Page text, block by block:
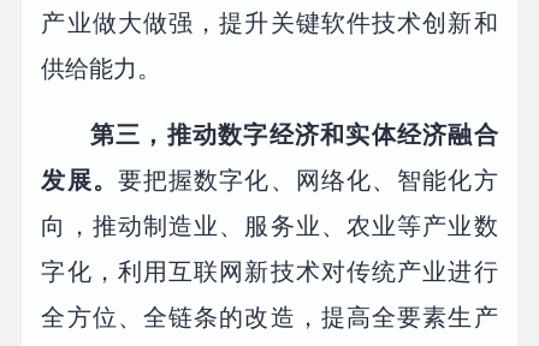
产业做大做强，提升关键软件技术创新和
供给能力。
第三，推动数字经济和实体经济融合
发展。 要把握数字化、网络化、智能化方
向，推动制造业、服务业、农业等产业数
字化，利用互联网新技术对传统产业进行
全方位、全链条的改造，提高全要素生产